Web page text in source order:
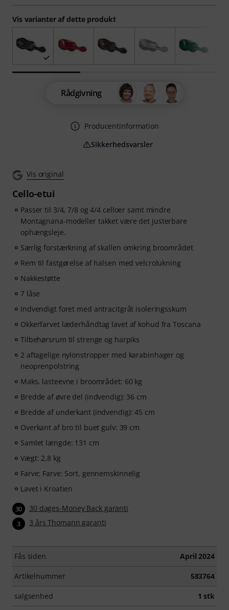
Vis original
Cello-etui
Passer til 3/4, 7/8 og 4/4 celloer samt mindre
Montagnana-modeller takket være det justerbare
ophængsleje.
Særlig forstærkning af skallen omkring broområdet
Rem til fastgørelse af halsen med velcrolukning
Nakkestøtte
7 låse
Indvendigt foret med antracitgråt isoleringsskum
Okkerfarvet læderhåndtag lavet af kohud fra Toscana
Tilbehørsrum til strenge og harpiks
2 aftagelige nylonstropper med karabinhager og
neoprenpolstring
Maks. lasteevne i broområdet: 60 kg
Bredde af øvre del (indvendig): 36 cm
Bredde af underkant (indvendig): 45 cm
Overkant af bro til buet gulv: 39 cm
Samlet længde: 131 cm
Vægt: 2,8 kg
Farve: Farve: Sort, gennemskinnelig
Lavet i Kroatien
30 30 dages-Money Back garanti
3 3 års Thomann garanti
Fås siden April 2024
Artikelnummer 583764
salgsenhed 1 stk
Vis varianter af dette produkt
Rådgivning
Producentinformation
Sikkerhedsvarsler